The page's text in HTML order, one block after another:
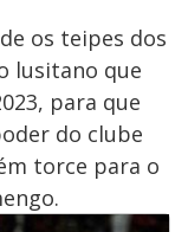
os teipes dos
lusitano que
para que
do clube
torce para o